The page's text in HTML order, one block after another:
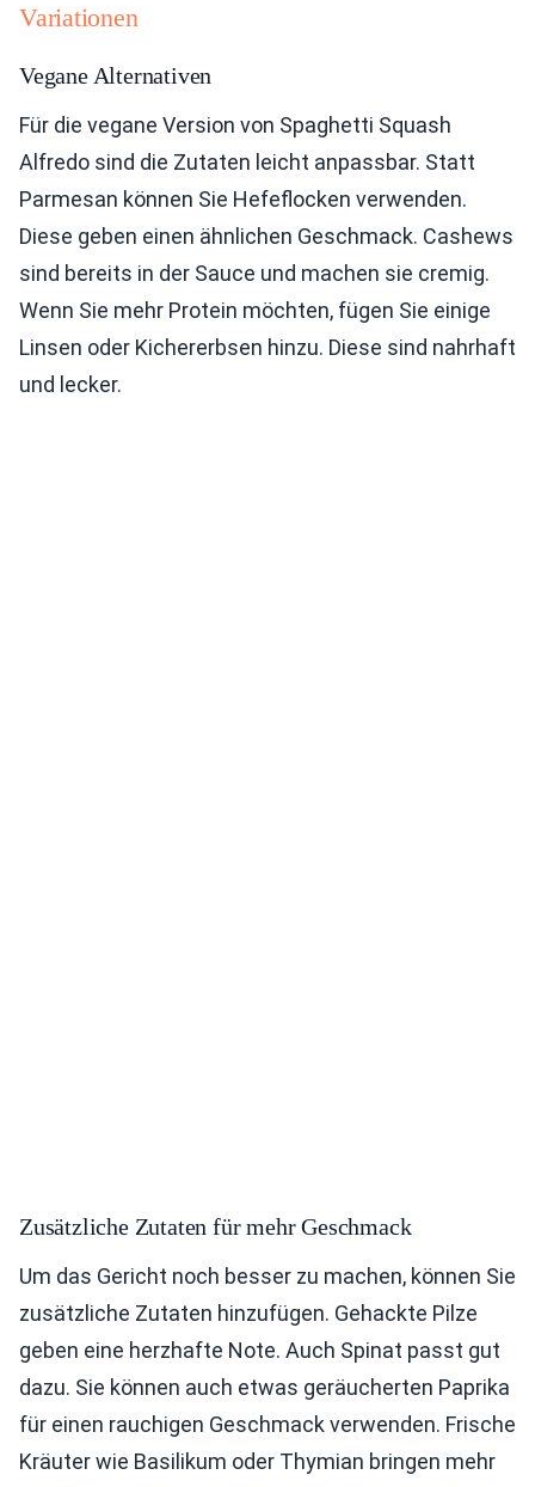
Variationen
Vegane Alternativen
Für die vegane Version von Spaghetti Squash
Alfredo sind die Zutaten leicht anpassbar. Statt
Parmesan können Sie Hefeflocken verwenden.
Diese geben einen ähnlichen Geschmack. Cashews
sind bereits in der Sauce und machen sie cremig.
Wenn Sie mehr Protein möchten, fügen Sie einige
Linsen oder Kichererbsen hinzu. Diese sind nahrhaft
und lecker.
Zusätzliche Zutaten für mehr Geschmack
Um das Gericht noch besser zu machen, können Sie
zusätzliche Zutaten hinzufügen. Gehackte Pilze
geben eine herzhafte Note. Auch Spinat passt gut
dazu. Sie können auch etwas geräucherten Paprika
für einen rauchigen Geschmack verwenden. Frische
Kräuter wie Basilikum oder Thymian bringen mehr